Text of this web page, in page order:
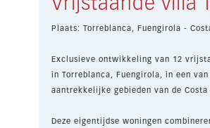
Plaats: Torreblanca, Fuengirola -
Exclusieve ontwikkeling van 12
in Torreblanca, Fuengirola, in een van
aantrekkelijke gebieden van de Costa
Deze eigentijdse woningen